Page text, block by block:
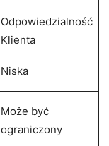
Odpowiedzialność
Klienta
Niska
Może być ​
ograniczony